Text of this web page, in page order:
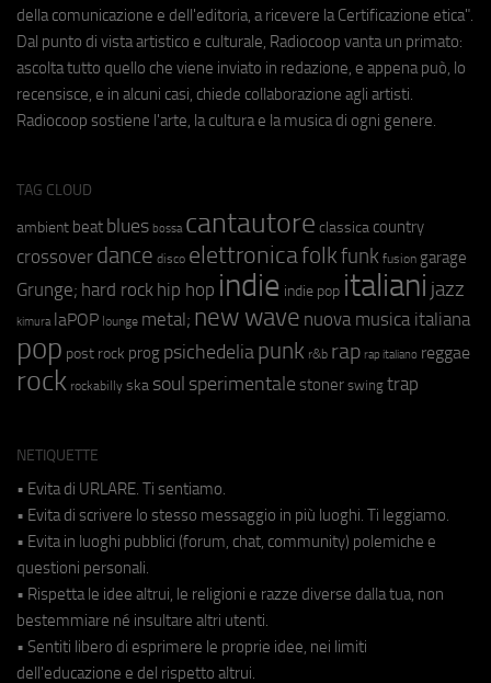
della comunicazione e dell'editoria, a ricevere la Certificazione etica".
Dal punto di vista artistico e culturale, Radiocoop vanta un primato:
ascolta tutto quello che viene inviato in redazione, e appena può, lo
recensisce, e in alcuni casi, chiede collaborazione agli artisti.
Radiocoop sostiene l'arte, la cultura e la musica di ogni genere.
TAG CLOUD
ambient beat blues bossa cantautore classica country
crossover dance disco elettronicafolkfunk fusion garage
Grunge; hard rock hip hop indie indie pop italiani jazz
kimura laPOP lounge metal; new wave nuova musica italiana
pop post rock prog psichedeliapunk r&b rap rap italiano reggae
rock rockabilly ska soul sperimentale stoner swing trap
NETIQUETTE
• Evita di URLARE. Ti sentiamo.
• Evita di scrivere lo stesso messaggio in più luoghi. Ti leggiamo.
• Evita in luoghi pubblici (forum, chat, community) polemiche e
questioni personali.
• Rispetta le idee altrui, le religioni e razze diverse dalla tua, non
bestemmiare né insultare altri utenti.
• Sentiti libero di esprimere le proprie idee, nei limiti
dell'educazione e del rispetto altrui.